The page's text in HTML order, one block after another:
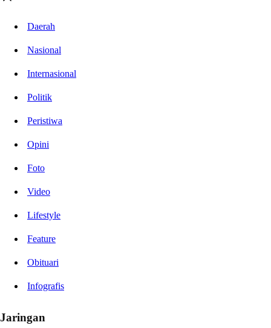
Daerah
Nasional
Internasional
Politik
Peristiwa
Opini
Foto
Video
Lifestyle
Feature
Obituari
Infografis
Jaringan